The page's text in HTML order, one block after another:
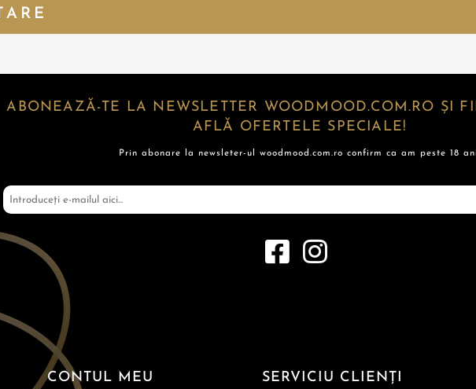
ABONEAZĂ-TE LA NEWSLETTER WOODMOOD.COM.RO ȘI
AFLĂ OFERTELE SPECIALE!
Prin abonare la newsleter-ul woodmood.com.ro confirm ca am peste 18
CONTUL MEU SERVICIU CLIENȚI